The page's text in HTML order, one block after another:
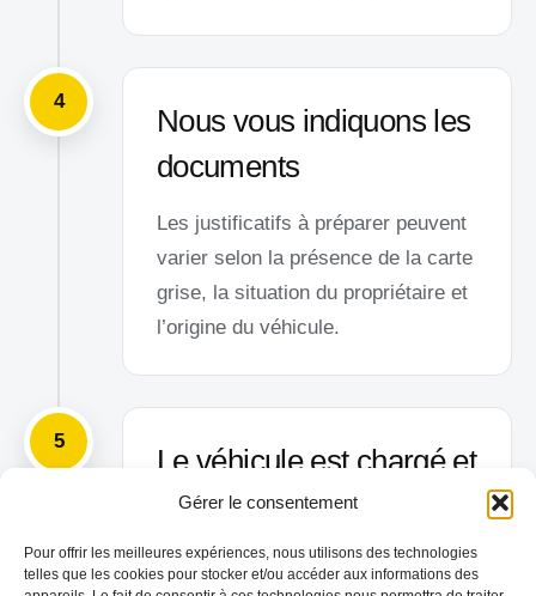
Gérer le consentement
Pour offrir les meilleures expériences, nous utilisons des technologies
telles que les cookies pour stocker et/ou accéder aux informations des
4
Nous vous indiquons les
documents
Les justificatifs à préparer peuvent
varier selon la présence de la carte
grise, la situation du propriétaire et
l’origine du véhicule.
5
Le véhicule est chargé et
transporté
Après vérification du dossier,